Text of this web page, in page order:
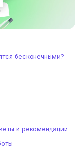
бесконечными?
и рекомендации